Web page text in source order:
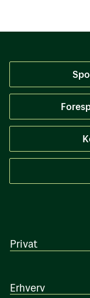
Privat
Erhverv